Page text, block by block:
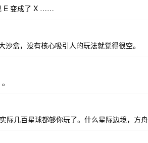
E 变成了 X ……
盒，没有核心吸引人的玩法就觉得很空。
际几百星球都够你玩了。什么星际边境，方